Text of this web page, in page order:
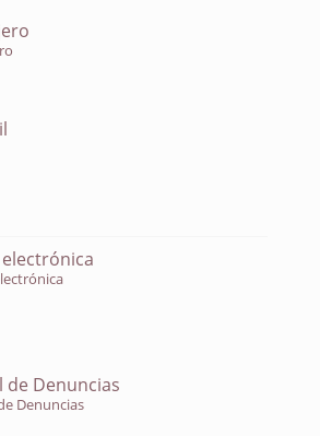
electrónica
de Denuncias
Denuncias